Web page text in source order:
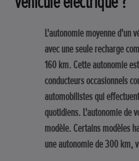
L'autonomie moyenne d'un
avec une seule recharge
160 km. Cette autonomie
conducteurs occasionnels
automobilistes qui
quotidiens. L'autonomie de
modèle. Certains modèles
une autonomie de 300 km,